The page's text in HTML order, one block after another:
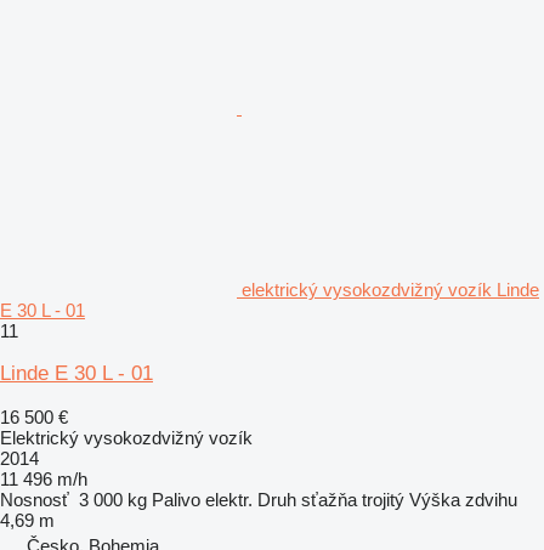
elektrický vysokozdvižný vozík Linde
E 30 L - 01
11
Linde E 30 L - 01
16 500 €
Elektrický vysokozdvižný vozík
2014
11 496 m/h
Nosnosť 3 000 kg Palivo elektr. Druh sťažňa trojitý Výška zdvihu
4,69 m
Česko, Bohemia